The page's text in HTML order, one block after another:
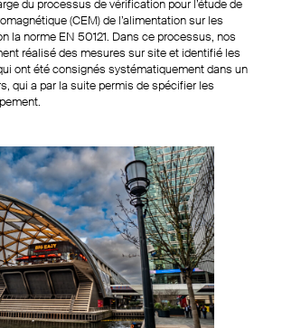
du processus de vérification pour l’étude de
(CEM) de l’alimentation sur les
la norme EN 50121. Dans ce processus, nos
réalisé des mesures sur site et identifié les
ont été consignés systématiquement dans un
qui a par la suite permis de spécifier les